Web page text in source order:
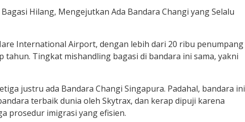
International Airport, dengan lebih dari 20 ribu penumpang
tahun. Tingkat mishandling bagasi di bandara ini sama, yakni
justru ada Bandara Changi Singapura. Padahal, bandara ini
terbaik dunia oleh Skytrax, dan kerap dipuji karena
prosedur imigrasi yang efisien.